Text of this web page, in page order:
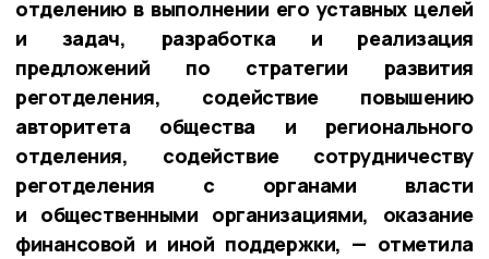
отделению в выполнении его уставных целей
и задач, разработка и реализация
предложений по стратегии развития
реготделения, содействие повышению
авторитета общества и регионального
отделения, содействие сотрудничеству
реготделения с органами власти
и общественными организациями, оказание
финансовой и иной поддержки, — отметила